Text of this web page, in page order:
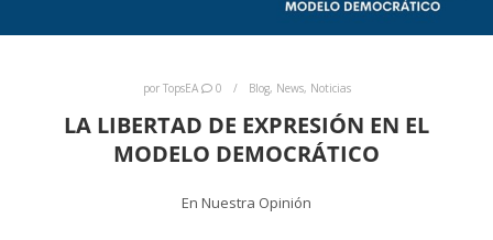
por TopsEA 0 Blog, News, Noticias
LA LIBERTAD DE EXPRESIÓN EN EL
MODELO DEMOCRÁTICO
En Nuestra Opinión